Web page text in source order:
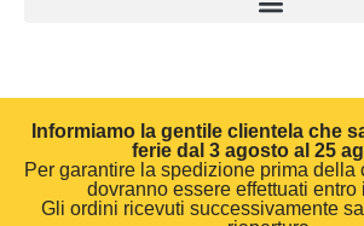
Informiamo la gentile clientela che
ferie dal 3 agosto al 25
Per garantire la spedizione prima della
dovranno essere effettuati entro
Gli ordini ricevuti successivamente